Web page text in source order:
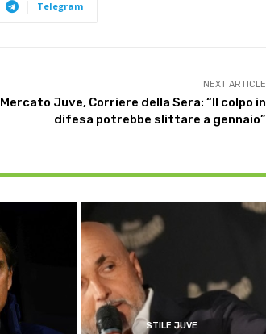
Telegram
NEXT ARTICLE
Mercato Juve, Corriere della Sera: “Il colpo in
difesa potrebbe slittare a gennaio”
STILE JUVE